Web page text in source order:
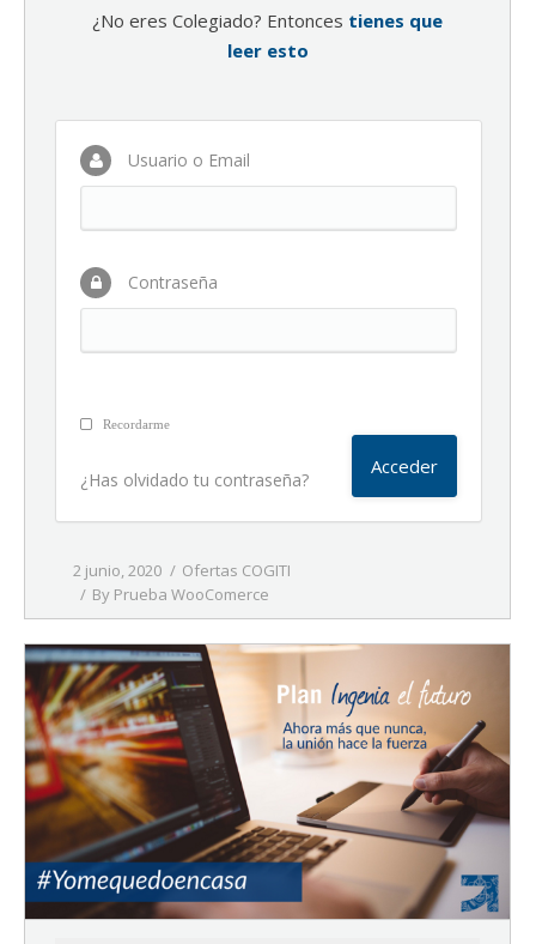
¿No eres Colegiado? Entonces tienes que
leer esto
Usuario o Email
Contraseña
Recordarme
¿Has olvidado tu contraseña?
2 junio, 2020
Ofertas COGITI
By Prueba WooComerce